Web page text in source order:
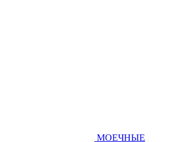
МОЕЧНЫЕ